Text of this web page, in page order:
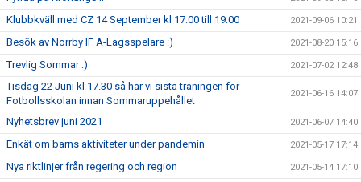
Klubbkväll med CZ 14 September kl 17.00 till 19.00 2021-09-06 10:21
Besök av Norrby IF A-Lagsspelare :) 2021-08-20 15:16
Trevlig Sommar :) 2021-07-02 12:48
Tisdag 22 Juni kl 17.30 så har vi sista träningen för
Fotbollsskolan innan Sommaruppehållet
2021-06-16 14:07
Nyhetsbrev juni 2021 2021-06-07 14:40
Enkät om barns aktiviteter under pandemin 2021-05-17 17:14
Nya riktlinjer från regering och region 2021-05-14 17:10